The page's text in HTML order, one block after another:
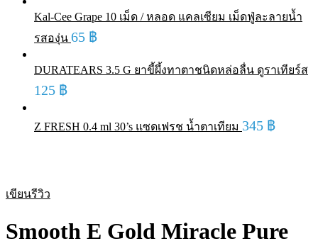
Kal-Cee Grape 10 เม็ด / หลอด แคลเซียม เม็ดฟู่ละลายน้ำ
รสองุ่น 65 ฿
DURATEARS 3.5 G ยาขี้ผึ้งทาตาชนิดหล่อลื่น ดูราเทียร์ส
125 ฿
Z FRESH 0.4 ml 30’s แซดเฟรช น้ำตาเทียม 345 ฿
เขียนรีวิว
Smooth E Gold Miracle Pure